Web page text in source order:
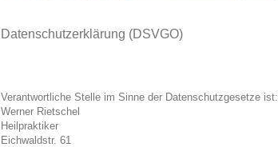
Datenschutzerklärung (DSVGO)
Verantwortliche Stelle im Sinne der Datenschutzgesetze ist:
Werner Rietschel
Heilpraktiker
Eichwaldstr. 61